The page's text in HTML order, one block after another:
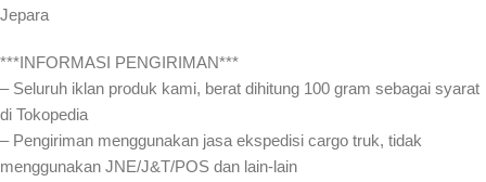
Jepara
***INFORMASI PENGIRIMAN***
– Seluruh iklan produk kami, berat dihitung 100 gram sebagai syarat
di Tokopedia
– Pengiriman menggunakan jasa ekspedisi cargo truk, tidak
menggunakan JNE/J&T/POS dan lain-lain